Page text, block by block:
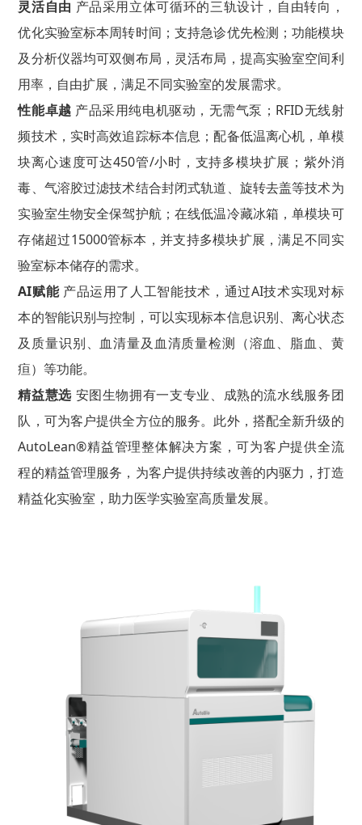
灵活自由 产品采用立体可循环的三轨设计，自由转向，
优化实验室标本周转时间；支持急诊优先检测；功能模块
及分析仪器均可双侧布局，灵活布局，提高实验室空间利
用率，自由扩展，满足不同实验室的发展需求。
性能卓越 产品采用纯电机驱动，无需气泵；RFID无线射
频技术，实时高效追踪标本信息；配备低温离心机，单模
块离心速度可达450管/小时，支持多模块扩展；紫外消
毒、气溶胶过滤技术结合封闭式轨道、旋转去盖等技术为
实验室生物安全保驾护航；在线低温冷藏冰箱，单模块可
存储超过15000管标本，并支持多模块扩展，满足不同实
验室标本储存的需求。
AI赋能 产品运用了人工智能技术，通过AI技术实现对标
本的智能识别与控制，可以实现标本信息识别、离心状态
及质量识别、血清量及血清质量检测（溶血、脂血、黄
疸）等功能。
精益慧选安图生物拥有一支专业、成熟的流水线服务团
队，可为客户提供全方位的服务。此外，搭配全新升级的
AutoLean®精益管理整体解决方案，可为客户提供全流
程的精益管理服务，为客户提供持续改善的内驱力，打造
精益化实验室，助力医学实验室高质量发展。